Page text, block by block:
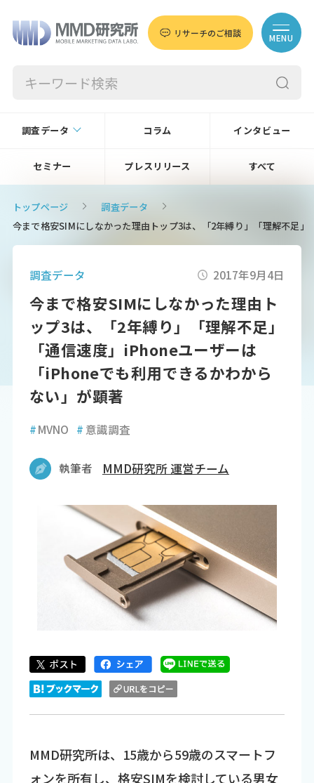
リサーチのご相談 MENU
調査データ コラム インタビュー
セミナー プレスリリース すべて
トップページ
調査データ
今まで格安SIMにしなかった理由トップ3は、「2年縛り」「理解不足
調査データ 2017年9月4日
今まで格安SIMにしなかった理由ト
ップ3は、「2年縛り」「理解不足」
「通信速度」iPhoneユーザーは
「iPhoneでも利用できるかわから
ない」が顕著
#MVNO # 意識調査
執筆者 MMD研究所 運営チーム
MMD研究所は、15歳から59歳のスマートフ
ォンを所有し、格安SIMを検討している男女